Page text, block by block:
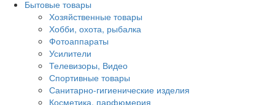
Бытовые товары
Хозяйственные товары
Хобби, охота, рыбалка
Фотоаппараты
Усилители
Телевизоры, Видео
Спортивные товары
Санитарно-гигиенические изделия
Косметика, парфюмерия